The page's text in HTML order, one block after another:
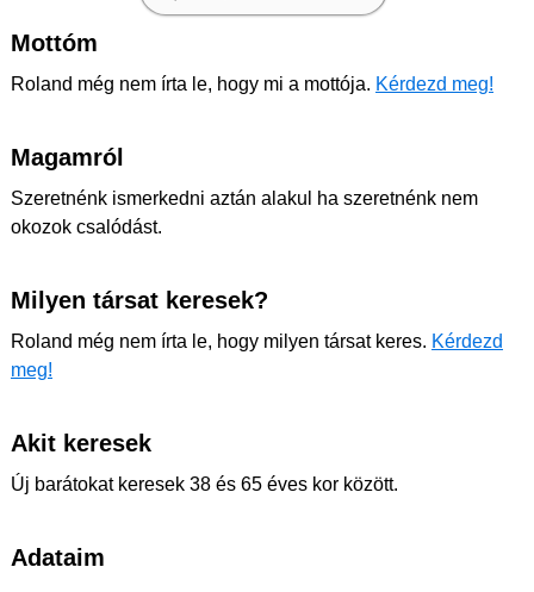
Mottóm
Roland még nem írta le, hogy mi a mottója. Kérdezd meg!
Magamról
Szeretnénk ismerkedni aztán alakul ha szeretnénk nem
okozok csalódást.
Milyen társat keresek?
Roland még nem írta le, hogy milyen társat keres. Kérdezd
meg!
Akit keresek
Új barátokat keresek 38 és 65 éves kor között.
Adataim